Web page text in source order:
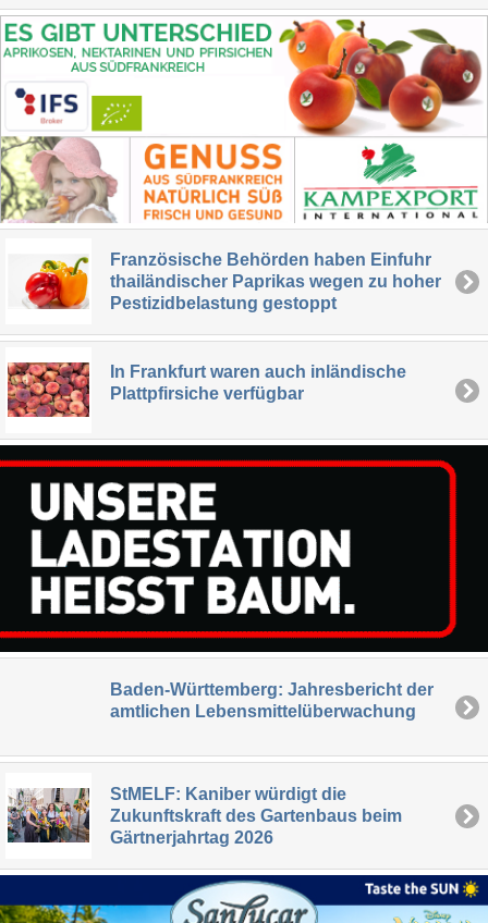
Französische Behörden haben Einfuhr
thailändischer Paprikas wegen zu hoher
Pestizidbelastung gestoppt
In Frankfurt waren auch inländische
Plattpfirsiche verfügbar
Baden-Württemberg: Jahresbericht der
amtlichen Lebensmittelüberwachung
StMELF: Kaniber würdigt die
Zukunftskraft des Gartenbaus beim
Gärtnerjahrtag 2026